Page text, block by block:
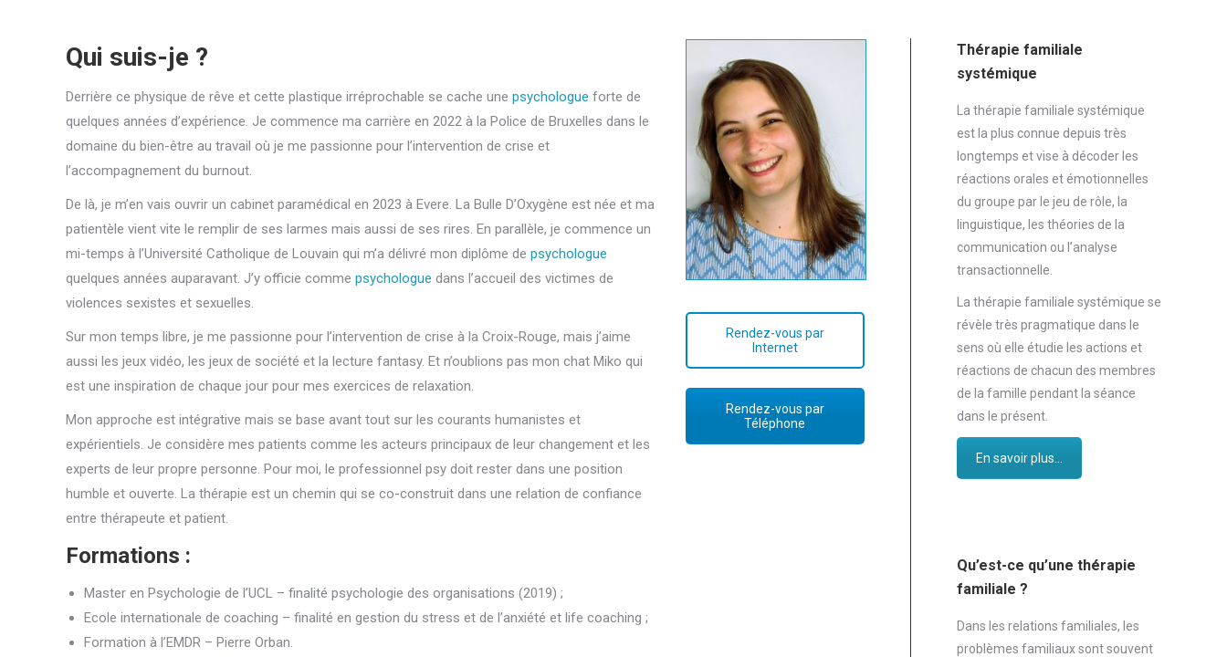
Qui suis-je ?
Derrière ce physique de rêve et cette plastique irréprochable se cache une psychologue forte de
quelques années d’expérience. Je commence ma carrière en 2022 à la Police de Bruxelles dans le
domaine du bien-être au travail où je me passionne pour l’intervention de crise et
l’accompagnement du burnout.
De là, je m’en vais ouvrir un cabinet paramédical en 2023 à Evere. La Bulle D’Oxygène est née et ma
patientèle vient vite le remplir de ses larmes mais aussi de ses rires. En parallèle, je commence un
mi-temps à l’Université Catholique de Louvain qui m’a délivré mon diplôme de psychologue
quelques années auparavant. J’y officie comme psychologue dans l’accueil des victimes de
violences sexistes et sexuelles.
Sur mon temps libre, je me passionne pour l’intervention de crise à la Croix-Rouge, mais j’aime
aussi les jeux vidéo, les jeux de société et la lecture fantasy. Et n’oublions pas mon chat Miko qui
est une inspiration de chaque jour pour mes exercices de relaxation.
Mon approche est intégrative mais se base avant tout sur les courants humanistes et
expérientiels. Je considère mes patients comme les acteurs principaux de leur changement et les
experts de leur propre personne. Pour moi, le professionnel psy doit rester dans une position
humble et ouverte. La thérapie est un chemin qui se co-construit dans une relation de confiance
entre thérapeute et patient.
Formations :
Master en Psychologie de l’UCL – finalité psychologie des organisations (2019) ;
Ecole internationale de coaching – finalité en gestion du stress et de l’anxiété et life coaching ;
Formation à l’EMDR – Pierre Orban.
Rendez-vous par
Internet
Rendez-vous par
Téléphone
Thérapie familiale
systémique
La thérapie familiale systémique
est la plus connue depuis très
longtemps et vise à décoder les
réactions orales et émotionnelles
du groupe par le jeu de rôle, la
linguistique, les théories de la
communication ou l’analyse
transactionnelle.
La thérapie familiale systémique se
révèle très pragmatique dans le
sens où elle étudie les actions et
réactions de chacun des membres
de la famille pendant la séance
dans le présent.
En savoir plus...
Qu’est-ce qu’une thérapie
familiale ?
Dans les relations familiales, les
problèmes familiaux sont souvent